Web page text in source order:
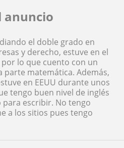
anuncio
el doble grado en
y derecho, estuve en el
lo que cuento con un
parte matemática. Además,
en EEUU durante unos
tengo buen nivel de inglés
escribir. No tengo
a los sitios pues tengo